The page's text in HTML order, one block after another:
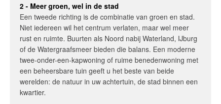
2 - Meer groen, wel in de stad
Een tweede richting is de combinatie van groen en stad.
Niet iedereen wil het centrum verlaten, maar wel meer
rust en ruimte. Buurten als Noord nabij Waterland, IJburg
of de Watergraafsmeer bieden die balans. Een moderne
twee-onder-een-kapwoning of ruime benedenwoning met
een beheersbare tuin geeft u het beste van beide
werelden: de natuur in uw achtertuin, de stad binnen een
kwartier.